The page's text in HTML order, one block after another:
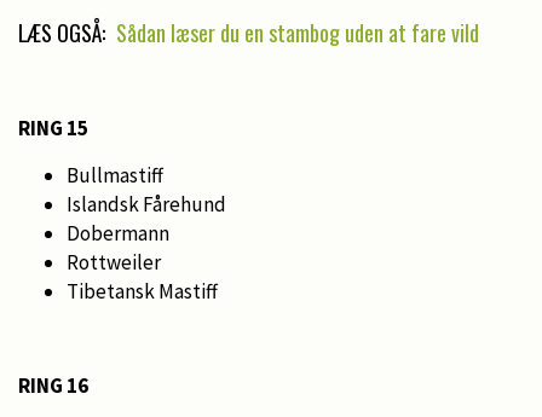
LÆS OGSÅ: Sådan læser du en stambog uden at fare vild
RING 15
Bullmastiff
Islandsk Fårehund
Dobermann
Rottweiler
Tibetansk Mastiff
RING 16